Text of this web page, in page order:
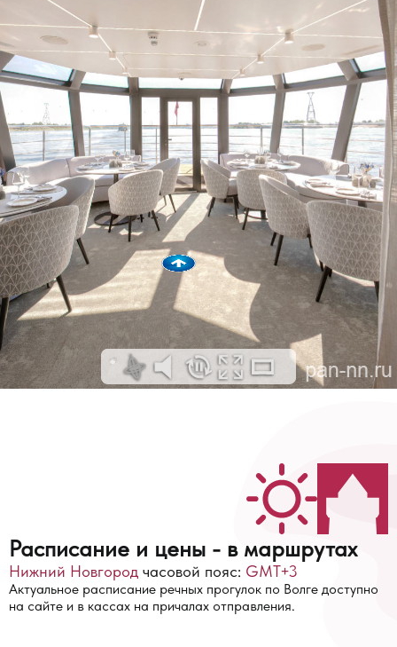
Расписание и цены - вмаршрутах
Нижний Новгород часовой пояс: GMT+3
Актуальное расписание речных прогулок по Волге доступно
на сайте и в кассах на причалах отправления.